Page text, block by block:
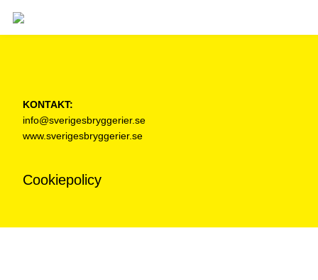
KONTAKT:
info@sverigesbryggerier.se
www.sverigesbryggerier.se
Cookiepolicy